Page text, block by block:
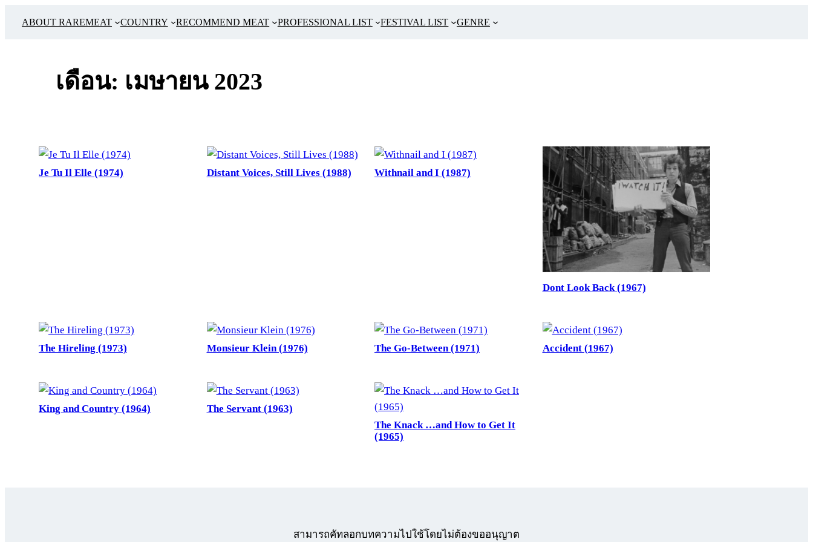
ABOUT RAREMEAT COUNTRY RECOMMEND MEAT PROFESSIONAL LIST FESTIVAL LIST GENRE
เดือน: เมษายน 2023
Je Tu Il Elle (1974) Distant Voices, Still Lives (1988) Withnail and I (1987)
Dont Look Back (1967)
The Hireling (1973) Monsieur Klein (1976) The Go-Between (1971) Accident (1967)
King and Country (1964)
The Servant (1963)
The Knack …and How to Get It
(1965)
สามารถคัทลอกบทความไปใช้โดยไม่ต้องขออนุญาต